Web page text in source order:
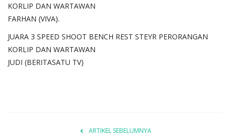
KORLIP DAN WARTAWAN
FARHAN (VIVA).
JUARA 3 SPEED SHOOT BENCH REST STEYR PERORANGAN
KORLIP DAN WARTAWAN
JUDI (BERITASATU TV)
ARTIKEL SEBELUMNYA